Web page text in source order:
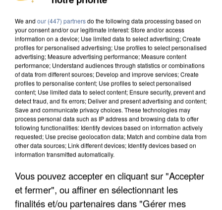
COULÉE DE BOUE EN HAUTE-SAVOIE
LES DONNÉES DE 300 000 CLIENTS DÉROBÉES À
INTERMARCHÉ APRÈS UNE...
We and our (447) partnersdo the following data processing based on
your consent and/or our legitimate interest: Store and/or access
information on a device; Use limited data to select advertising; Create
profiles for personalised advertising; Use profiles to select personalised
advertising; Measure advertising performance; Measure content
performance; Understand audiences through statistics or combinations
of data from different sources; Develop and improve services; Create
profiles to personalise content; Use profiles to select personalised
content; Use limited data to select content; Ensure security, prevent and
detect fraud, and fix errors; Deliver and present advertising and content;
Save and communicate privacy choices. These technologies may
process personal data such as IP address and browsing data to offer
following functionalities: Identify devices based on information actively
requested; Use precise geolocation data; Match and combine data from
other data sources; Link different devices; Identify devices based on
information transmitted automatically.
Vous pouvez accepter en cliquant sur "Accepter
et fermer", ou affiner en sélectionnant les
finalités et/ou partenaires dans "Gérer mes